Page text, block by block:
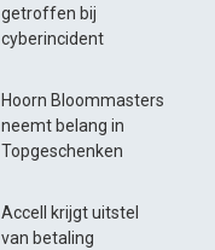
getroffen bij
cyberincident
Hoorn Bloommasters
neemt belang in
Topgeschenken
Accell krijgt uitstel
van betaling